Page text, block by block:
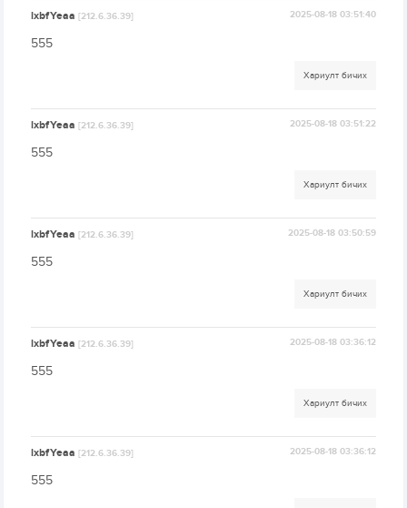
lxbfYeaa[212.6.36.39] 2025-08-18 03:51:40
555
Хариулт бичих
lxbfYeaa[212.6.36.39] 2025-08-18 03:51:22
555
Хариулт бичих
lxbfYeaa[212.6.36.39] 2025-08-18 03:50:59
555
Хариулт бичих
lxbfYeaa[212.6.36.39] 2025-08-18 03:36:12
555
Хариулт бичих
lxbfYeaa[212.6.36.39] 2025-08-18 03:36:12
555